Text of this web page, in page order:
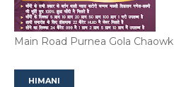
Main Road Purnea Gola Chaowk
HIMANI